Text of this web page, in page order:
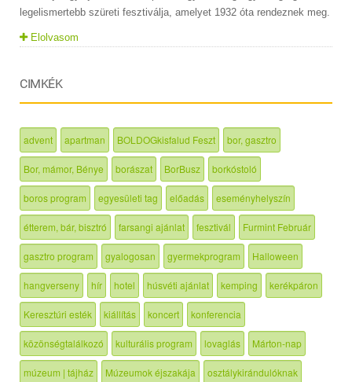
legelismertebb szüreti fesztiválja, amelyet 1932 óta rendeznek meg.
Elolvasom
CIMKÉK
advent apartman BOLDOGkisfalud Feszt bor, gasztro
Bor, mámor, Bénye borászat BorBusz borkóstoló
boros program egyesületi tag előadás eseményhelyszín
étterem, bár, bisztró farsangi ajánlat fesztivál Furmint Február
gasztro program gyalogosan gyermekprogram Halloween
hangverseny hír hotel húsvéti ajánlat kemping kerékpáron
Keresztúri esték kiállítás koncert konferencia
közönségtalálkozó kulturális program lovaglás Márton-nap
múzeum | tájház Múzeumok éjszakája osztálykirándulóknak